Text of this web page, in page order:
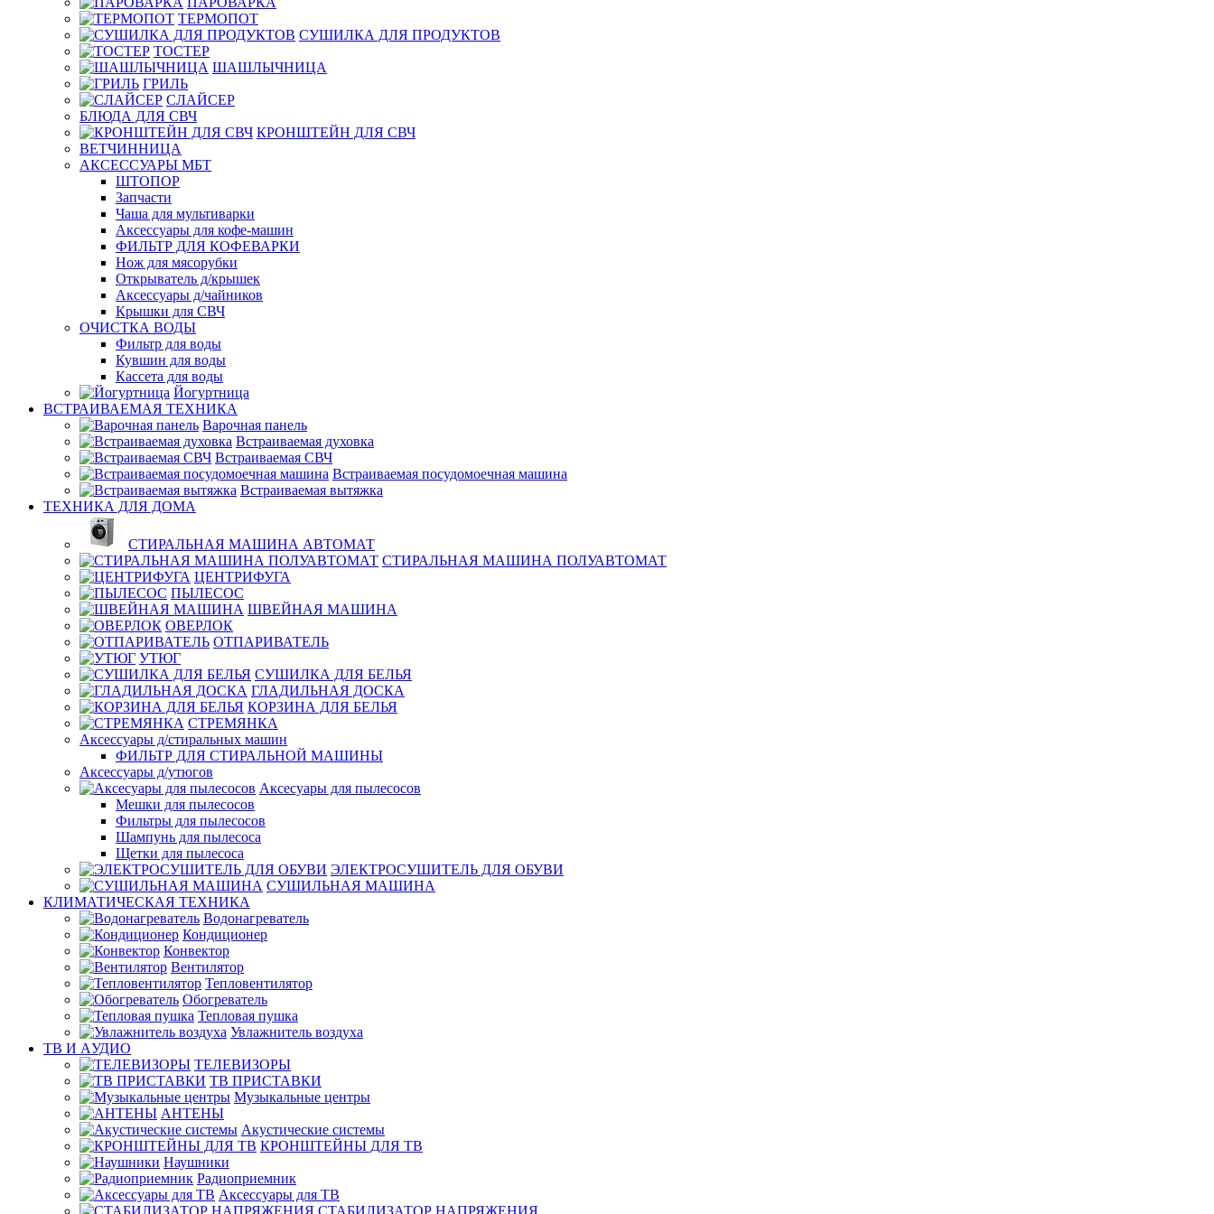
ТЕРМОПОТ
СУШИЛКА ДЛЯ ПРОДУКТОВ
ТОСТЕР
ШАШЛЫЧНИЦА
ГРИЛЬ
СЛАЙСЕР
БЛЮДА ДЛЯ СВЧ
КРОНШТЕЙН ДЛЯ СВЧ
ВЕТЧИННИЦА
АКСЕССУАРЫ МБТ
ШТОПОР
Запчасти
Чаша для мультиварки
Аксессуары для кофе-машин
ФИЛЬТР ДЛЯ КОФЕВАРКИ
Нож для мясорубки
Открыватель д/крышек
Аксессуары д/чайников
Крышки для СВЧ
ОЧИСТКА ВОДЫ
Фильтр для воды
Кувшин для воды
Кассета для воды
Йогуртница
ВСТРАИВАЕМАЯ ТЕХНИКА
Варочная панель
Встраиваемая духовка
Встраиваемая СВЧ
Встраиваемая посудомоечная машина
Встраиваемая вытяжка
ТЕХНИКА ДЛЯ ДОМА
СТИРАЛЬНАЯ МАШИНА АВТОМАТ
СТИРАЛЬНАЯ МАШИНА ПОЛУАВТОМАТ
ЦЕНТРИФУГА
ПЫЛЕСОС
ШВЕЙНАЯ МАШИНА
ОВЕРЛОК
ОТПАРИВАТЕЛЬ
УТЮГ
СУШИЛКА ДЛЯ БЕЛЬЯ
ГЛАДИЛЬНАЯ ДОСКА
КОРЗИНА ДЛЯ БЕЛЬЯ
СТРЕМЯНКА
Аксессуары д/стиральных машин
ФИЛЬТР ДЛЯ СТИРАЛЬНОЙ МАШИНЫ
Аксессуары д/утюгов
Аксесуары для пылесосов
Мешки для пылесосов
Фильтры для пылесосов
Шампунь для пылесоса
Щетки для пылесоса
ЭЛЕКТРОСУШИТЕЛЬ ДЛЯ ОБУВИ
СУШИЛЬНАЯ МАШИНА
КЛИМАТИЧЕСКАЯ ТЕХНИКА
Водонагреватель
Кондиционер
Конвектор
Вентилятор
Тепловентилятор
Обогреватель
Тепловая пушка
Увлажнитель воздуха
ТВ И AУДИО
ТЕЛЕВИЗОРЫ
ТВ ПРИСТАВКИ
Музыкальные центры
АНТЕНЫ
Акустические системы
КРОНШТЕЙНЫ ДЛЯ ТВ
Наушники
Радиоприемник
Аксессуары для ТВ
СТАБИЛИЗАТОР НАПРЯЖЕНИЯ